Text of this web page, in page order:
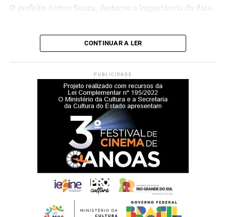
Quando: 02 de julho, a partir das 14h
Onde: Teatro do Sesc Canoas (Av. Guilherme Schell, 5340
– Centro)
Informações: Instagram @festivaldecinemadecanoas
O prefeito Airton Souza, destacou a importância da data.
“O dia do trabalhador é
todos os dias. Mas hoje, de
modo especial, esta data é
um momento de
reconhecimento e gratidão
a cada homem e mulher
que, com esforço,
dignidade e dedicação,
constroem diariamente o
desenvolvimento da nossa
cidade. É por meio do
CONTINUAR A LER
PUBLICIDADE